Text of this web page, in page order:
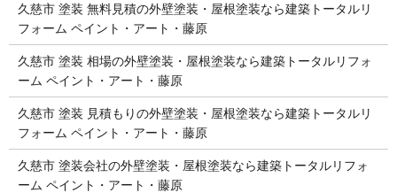
久慈市 塗装 無料見積の外壁塗装・屋根塗装なら建築トータルリ
フォーム ペイント・アート・藤原
久慈市 塗装 相場の外壁塗装・屋根塗装なら建築トータルリフォ
ーム ペイント・アート・藤原
久慈市 塗装 見積もりの外壁塗装・屋根塗装なら建築トータルリ
フォーム ペイント・アート・藤原
久慈市 塗装会社の外壁塗装・屋根塗装なら建築トータルリフォ
ーム ペイント・アート・藤原